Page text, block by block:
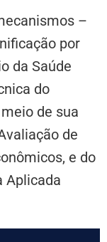
–
por
da Saúde
do
de sua
de
e do
Aplicada